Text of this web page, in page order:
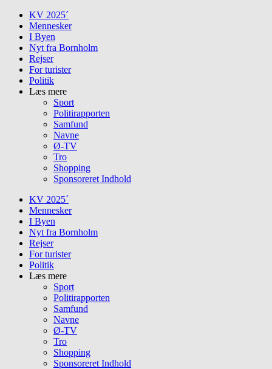
Skip
content
KV 2025´
Mennesker
I Byen
Nyt fra Bornholm
Rejser
For turister
Politik
Læs mere
Sport
Politirapporten
Samfund
Navne
Ø-TV
Tro
Shopping
Sponsoreret Indhold
KV 2025´
Mennesker
I Byen
Nyt fra Bornholm
Rejser
For turister
Politik
Læs mere
Sport
Politirapporten
Samfund
Navne
Ø-TV
Tro
Shopping
Sponsoreret Indhold